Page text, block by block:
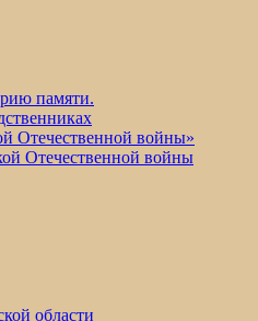
памяти.
Отечественной войны»
Отечественной войны
области